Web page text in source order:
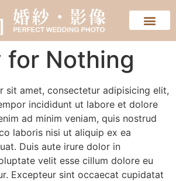
for Nothing
sit amet, consectetur adipisicing elit,
incididunt ut labore et dolore
ad minim veniam, quis nostrud
laboris nisi ut aliquip ex ea
Duis aute irure dolor in
velit esse cillum dolore eu
Excepteur sint occaecat cupidatat